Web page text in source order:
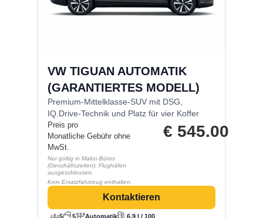
VW TIGUAN AUTOMATIK
(GARANTIERTES MODELL)
Premium-Mittelklasse-SUV mit DSG,
IQ.Drive-Technik und Platz für vier Koffer
Preis pro
Monatliche Gebühr ohne
MwSt.
Nur gültig in Malco-Büros
(Geschäftszeiten). Flughäfen
ausgeschlossen.
Kein Ersatzfahrzeug enthalten.
€ 545.00
Kontaktieren
5 5 Automatik 6.9 l / 100